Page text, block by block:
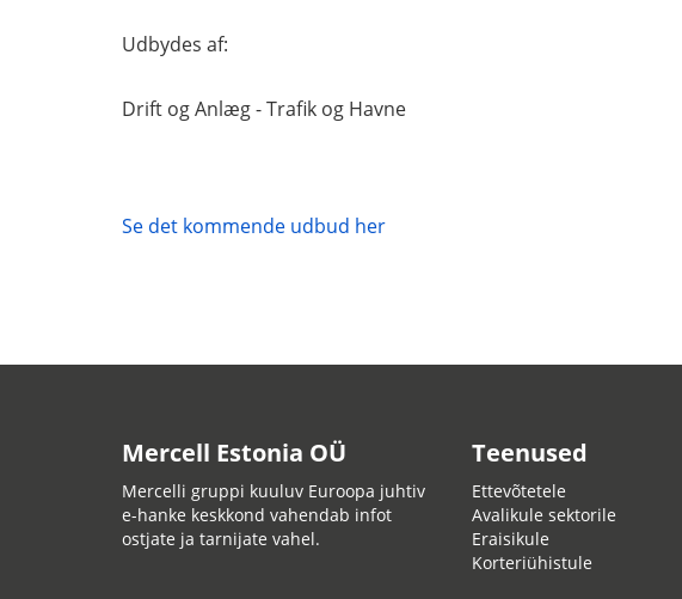
Udbydes af:
Drift og Anlæg - Trafik og Havne
Se det kommende udbud her
Mercell Estonia OÜ
Mercelli gruppi kuuluv Euroopa juhtiv
e-hanke keskkond vahendab infot
ostjate ja tarnijate vahel.
Teenused
Ettevõtetele
Avalikule sektorile
Eraisikule
Korteriühistule